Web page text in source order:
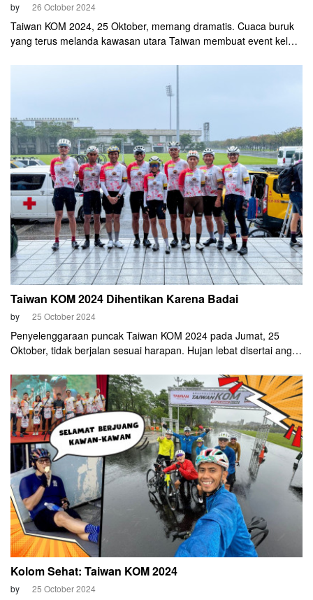
by 26 October 2024
Taiwan KOM 2024, 25 Oktober, memang dramatis. Cuaca buruk
yang terus melanda kawasan utara Taiwan membuat event kelas
Taiwan KOM 2024 Dihentikan Karena Badai
by 25 October 2024
Penyelenggaraan puncak Taiwan KOM 2024 pada Jumat, 25
Oktober, tidak berjalan sesuai harapan. Hujan lebat disertai angin
kilometer ke-23. Bahkan belum seperempat jalan.
Kolom Sehat: Taiwan KOM 2024
by 25 October 2024